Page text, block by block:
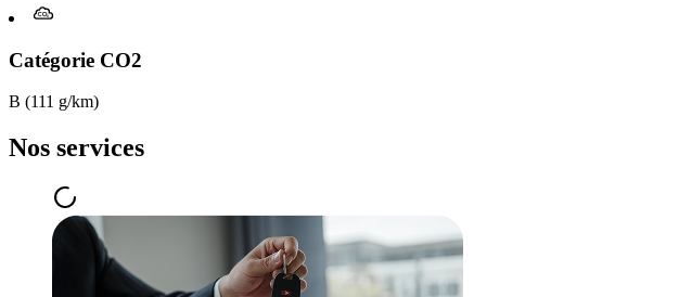
Catégorie CO2
B (111 g/km)
Nos services